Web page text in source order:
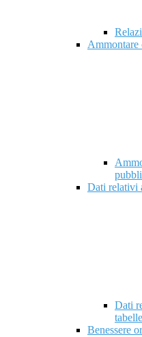
Ammontare
Dati relativi
Dati
Benessere